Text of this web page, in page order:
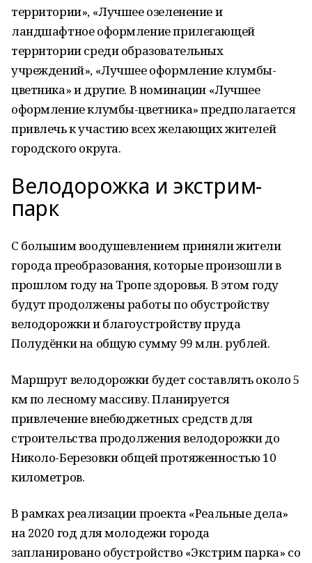
территории», «Лучшее озеленение и
ландшафтное оформление прилегающей
территории среди образовательных
учреждений», «Лучшее оформление клумбы-
цветника» и другие. В номинации «Лучшее
оформление клумбы-цветника» предполагается
привлечь к участию всех желающих жителей
городского округа.
Велодорожка и экстрим-
парк
С большим воодушевлением приняли жители
города преобразования, которые произошли в
прошлом году на Тропе здоровья. В этом году
будут продолжены работы по обустройству
велодорожки и благоустройству пруда
Полудёнки на общую сумму 99 млн. рублей.
Маршрут велодорожки будет составлять около 5
км по лесному массиву. Планируется
привлечение внебюджетных средств для
строительства продолжения велодорожки до
Николо-Березовки общей протяженностью 10
километров.
В рамках реализации проекта «Реальные дела»
на 2020 год для молодежи города
запланировано обустройство «Экстрим парка» со